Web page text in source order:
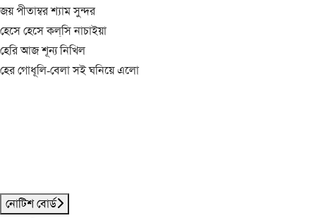
জয় পীতাম্বর শ্যাম সুন্দর
হেসে হেসে কল্‌সি নাচাইয়া
হেরি আজ শূন্য নিখিল
হের গোধূলি-বেলা সই ঘনিয়ে এলো
নোটিশ বোর্ড